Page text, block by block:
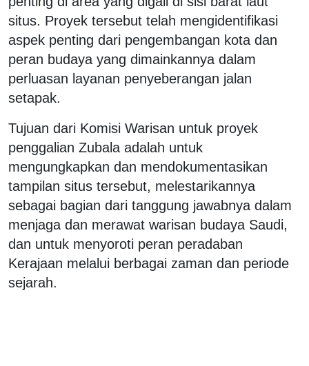
situs. Proyek tersebut telah mengidentifikasi
aspek penting dari pengembangan kota dan
peran budaya yang dimainkannya dalam
perluasan layanan penyeberangan jalan
setapak.
Tujuan dari Komisi Warisan untuk proyek
penggalian Zubala adalah untuk
mengungkapkan dan mendokumentasikan
tampilan situs tersebut, melestarikannya
sebagai bagian dari tanggung jawabnya dalam
menjaga dan merawat warisan budaya Saudi,
dan untuk menyoroti peran peradaban
Kerajaan melalui berbagai zaman dan periode
sejarah.